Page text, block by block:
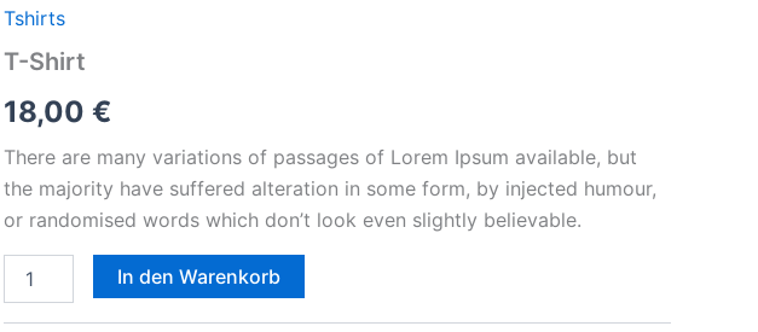
Tshirts
T-Shirt
18,00 €
There are many variations of passages of Lorem Ipsum available, but
the majority have suffered alteration in some form, by injected humour,
or randomised words which don’t look even slightly believable.
Menge
In den Warenkorb